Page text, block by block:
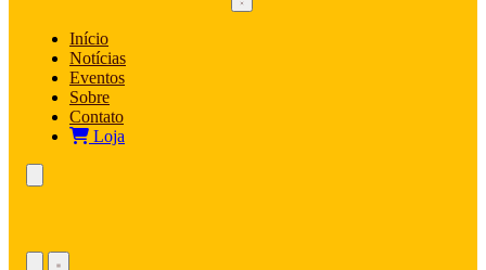
Início
Notícias
Eventos
Sobre
Contato
Loja